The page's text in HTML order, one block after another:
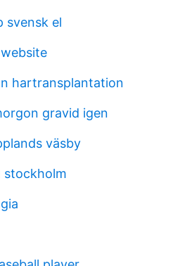
svensk el
hartransplantation
gravid igen
väsby
stockholm